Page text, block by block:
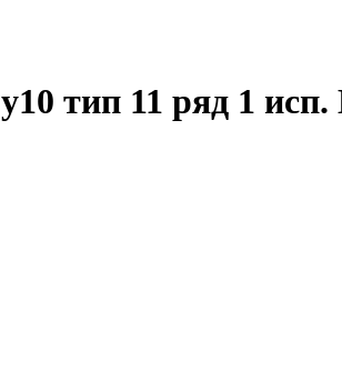
тип 11 ряд 1